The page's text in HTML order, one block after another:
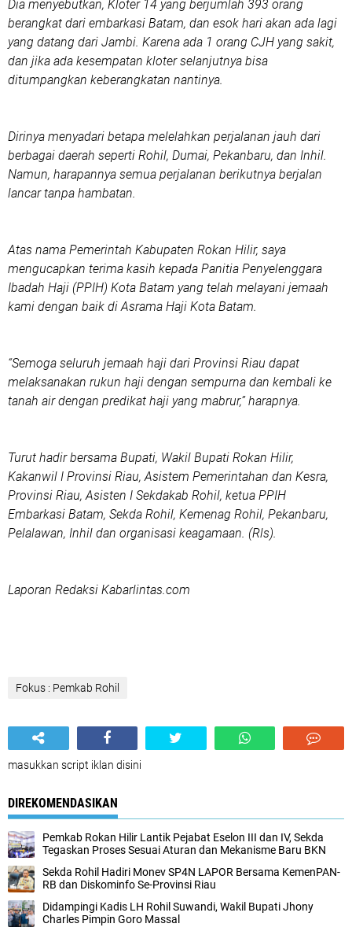
Dia menyebutkan, Kloter 14 yang berjumlah 393 orang
berangkat dari embarkasi Batam, dan esok hari akan ada lagi
yang datang dari Jambi. Karena ada 1 orang CJH yang sakit,
dan jika ada kesempatan kloter selanjutnya bisa
ditumpangkan keberangkatan nantinya.
Dirinya menyadari betapa melelahkan perjalanan jauh dari
berbagai daerah seperti Rohil, Dumai, Pekanbaru, dan Inhil.
Namun, harapannya semua perjalanan berikutnya berjalan
lancar tanpa hambatan.
Atas nama Pemerintah Kabupaten Rokan Hilir, saya
mengucapkan terima kasih kepada Panitia Penyelenggara
Ibadah Haji (PPIH) Kota Batam yang telah melayani jemaah
kami dengan baik di Asrama Haji Kota Batam.
“Semoga seluruh jemaah haji dari Provinsi Riau dapat
melaksanakan rukun haji dengan sempurna dan kembali ke
tanah air dengan predikat haji yang mabrur,” harapnya.
Turut hadir bersama Bupati, Wakil Bupati Rokan Hilir,
Kakanwil I Provinsi Riau, Asistem Pemerintahan dan Kesra,
Provinsi Riau, Asisten I Sekdakab Rohil, ketua PPIH
Embarkasi Batam, Sekda Rohil, Kemenag Rohil, Pekanbaru,
Pelalawan, Inhil dan organisasi keagamaan. (Rls).
Laporan Redaksi Kabarlintas.com
Fokus : Pemkab Rohil
masukkan script iklan disini
DIREKOMENDASIKAN
Pemkab Rokan Hilir Lantik Pejabat Eselon III dan IV, Sekda
Tegaskan Proses Sesuai Aturan dan Mekanisme Baru BKN
Sekda Rohil Hadiri Monev SP4N LAPOR Bersama KemenPAN-
RB dan Diskominfo Se-Provinsi Riau ‎
Didampingi Kadis LH Rohil Suwandi, Wakil Bupati Jhony
Charles Pimpin Goro Massal